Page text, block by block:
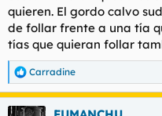
quieren. El gordo calvo
de follar frente a una tía
tías que quieran follar
R
e
a
Carradine